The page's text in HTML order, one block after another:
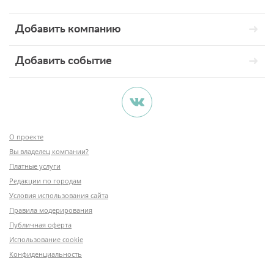
Добавить компанию
Добавить событие
О проекте
Вы владелец компании?
Платные услуги
Редакции по городам
Условия использования сайта
Правила модерирования
Публичная оферта
Использование cookie
Конфиденциальность